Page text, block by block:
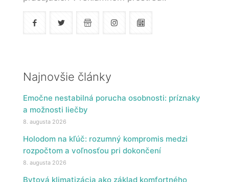
Najnovšie články
Emočne nestabilná porucha osobnosti: príznaky
a možnosti liečby
8. augusta 2026
Holodom na kľúč: rozumný kompromis medzi
rozpočtom a voľnosťou pri dokončení
8. augusta 2026
Bytová klimatizácia ako základ komfortného